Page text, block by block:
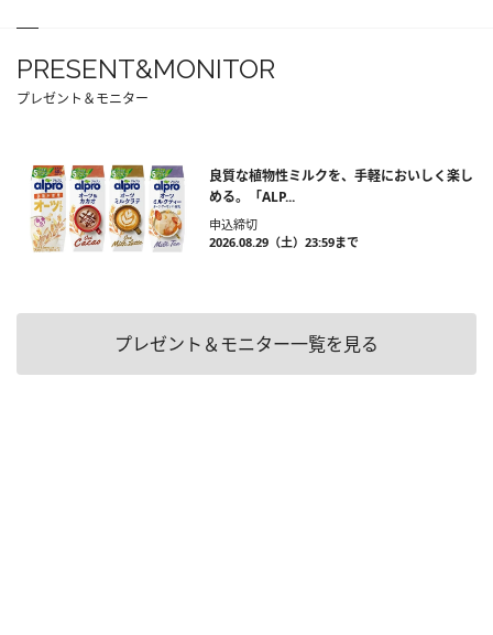
PRESENT&MONITOR
プレゼント＆モニター
良質な植物性ミルクを、手軽においしく楽し
める。「ALP...
申込締切
2026.08.29（土）23:59まで
プレゼント＆モニター一覧を見る